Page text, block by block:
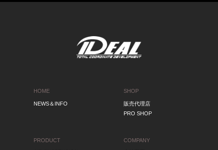
HOME
NEWS＆INFO
PRODUCT
SHOP
販売代理店
PRO SHOP
COMPANY